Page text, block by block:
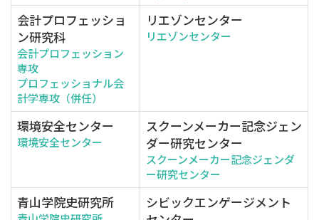
会計プロフェッショ
ン研究科
会計プロフェッション
専攻
プロフェッショナル会
計学専攻（併任）
リエゾンセンター
リエゾンセンター
環境安全センター
環境安全センター
スクーンメーカー記念ジェン
ダー研究センター
スクーンメーカー記念ジェンダ
ー研究センター
青山学院史研究所
シビックエンゲージメント